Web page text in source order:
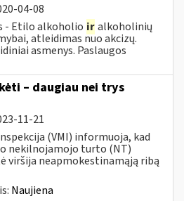
04-08
- Etilo alkoholio iralkoholinių
atleidimas nuo akcizų.
asmenys. Paslaugos
– daugiau nei trys
11-21
(VMI) informuoja, kad
nekilnojamojo turto (NT)
viršija neapmokestinamąją ribą
Naujiena